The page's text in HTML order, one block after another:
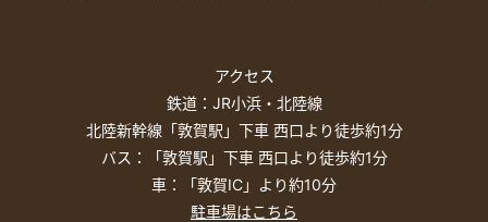
アクセス
鉄道：JR小浜・北陸線
北陸新幹線「敦賀駅」下車 西口より徒歩約1分
バス：「敦賀駅」下車 西口より徒歩約1分
車：「敦賀IC」より約10分
駐車場はこちら